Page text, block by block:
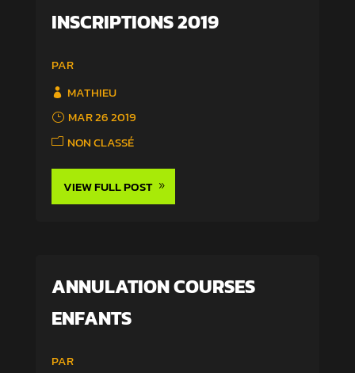
INSCRIPTIONS 2019
PAR
MATHIEU
MAR 26 2019
NON CLASSÉ
VIEW FULL POST
ANNULATION COURSES
ENFANTS
PAR